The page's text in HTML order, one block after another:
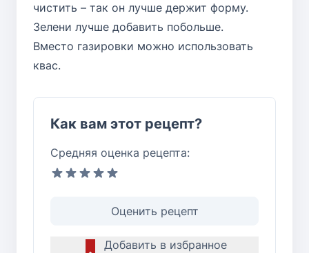
чистить – так он лучше держит форму.
Зелени лучше добавить побольше.
Вместо газировки можно использовать
квас.
Как вам этот рецепт?
Средняя оценка рецепта:
Оценить рецепт
Добавить в избранное